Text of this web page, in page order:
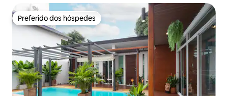
Preferido dos hóspedes
Preferido dos hóspedes